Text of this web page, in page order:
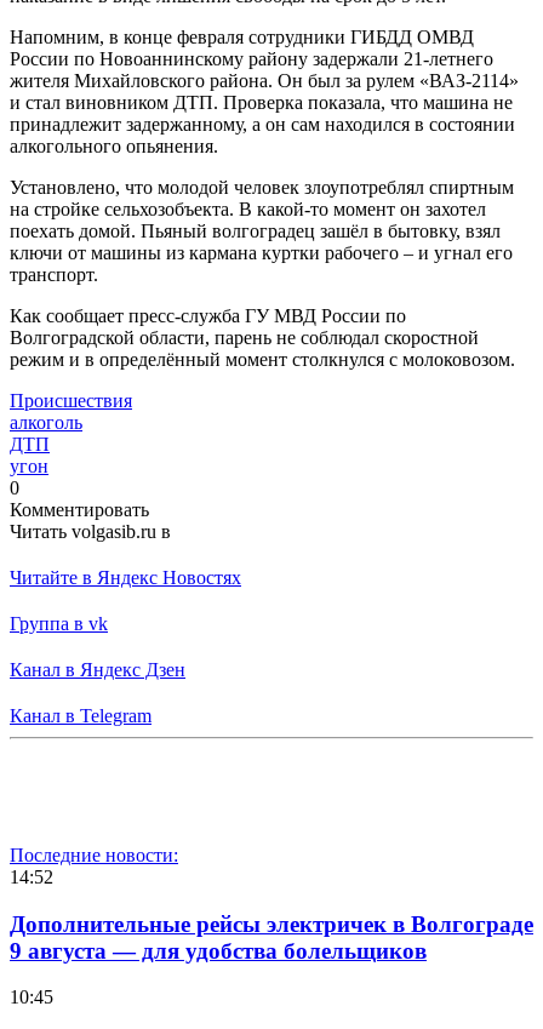
Напомним, в конце февраля сотрудники ГИБДД ОМВД
России по Новоаннинскому району задержали 21-летнего
жителя Михайловского района. Он был за рулем «ВАЗ-2114»
и стал виновником ДТП. Проверка показала, что машина не
принадлежит задержанному, а он сам находился в состоянии
алкогольного опьянения.
Установлено, что молодой человек злоупотреблял спиртным
на стройке сельхозобъекта. В какой-то момент он захотел
поехать домой. Пьяный волгоградец зашёл в бытовку, взял
ключи от машины из кармана куртки рабочего – и угнал его
транспорт.
Как сообщает пресс-служба ГУ МВД России по
Волгоградской области, парень не соблюдал скоростной
режим и в определённый момент столкнулся с молоковозом.
Происшествия
алкоголь
ДТП
угон
0
Комментировать
Читать volgasib.ru в
Читайте в Яндекс Новостях
Группа в vk
Канал в Яндекс Дзен
Канал в Telegram
Последние новости:
14:52
Дополнительные рейсы электричек в Волгограде
9 августа — для удобства болельщиков
10:45